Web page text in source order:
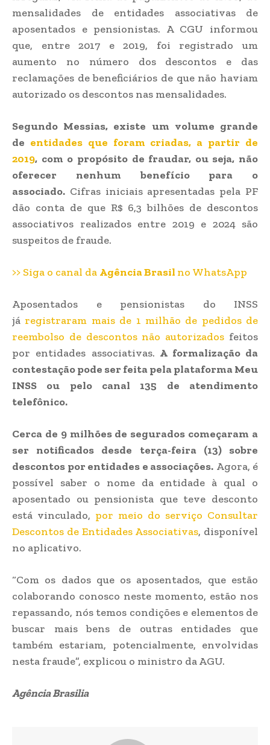
mensalidades de entidades associativas de
aposentados e pensionistas. A CGU informou
que, entre 2017 e 2019, foi registrado um
aumento no número dos descontos e das
reclamações de beneficiários de que não haviam
autorizado os descontos nas mensalidades.
Segundo Messias, existe um volume grande
de entidades que foram criadas, a partir de
2019, com o propósito de fraudar, ou seja, não
oferecer nenhum benefício para o
associado. Cifras iniciais apresentadas pela PF
dão conta de que R$ 6,3 bilhões de descontos
associativos realizados entre 2019 e 2024 são
suspeitos de fraude.
>> Siga o canal da Agência Brasil no WhatsApp
Aposentados e pensionistas do INSS
já registraram mais de 1 milhão de pedidos de
reembolso de descontos não autorizados feitos
por entidades associativas. A formalização da
contestação pode ser feita pela plataforma Meu
INSS ou pelo canal 135 de atendimento
telefônico.
Cerca de 9 milhões de segurados começaram a
ser notificados desde terça-feira (13) sobre
descontos por entidades e associações. Agora, é
possível saber o nome da entidade à qual o
aposentado ou pensionista que teve desconto
está vinculado, por meio do serviço Consultar
Descontos de Entidades Associativas, disponível
no aplicativo.
“Com os dados que os aposentados, que estão
colaborando conosco neste momento, estão nos
repassando, nós temos condições e elementos de
buscar mais bens de outras entidades que
também estariam, potencialmente, envolvidas
nesta fraude”, explicou o ministro da AGU.
Agência Brasilia